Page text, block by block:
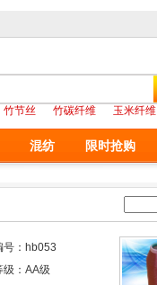
竹节丝 竹碳纤维 玉米纤维
混纺 限时抢购
号：hb053
级：AA级